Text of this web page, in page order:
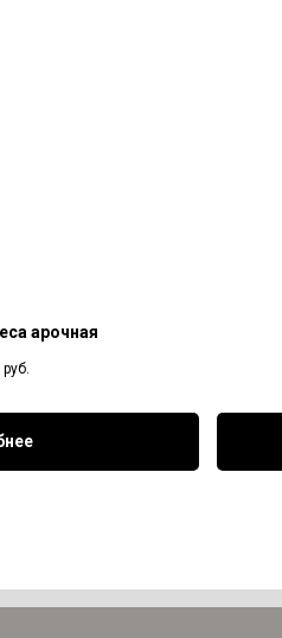
арочная
руб.